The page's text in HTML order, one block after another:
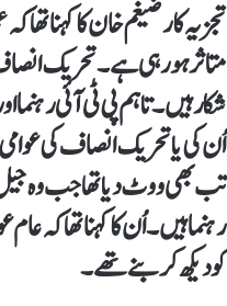
تجزیہ کار ضیغم خان کا
متاثر ہو رہی ہے۔ تحریک
شکار ہیں۔ تاہم پی ٹی آئی
اُن کی یا تحریک انصاف کی
تب بھی ووٹ دیا تھا جب وہ
رہنما ہیں۔ اُن کا کہنا تھا
کو دیکھ کر بنے تھے۔